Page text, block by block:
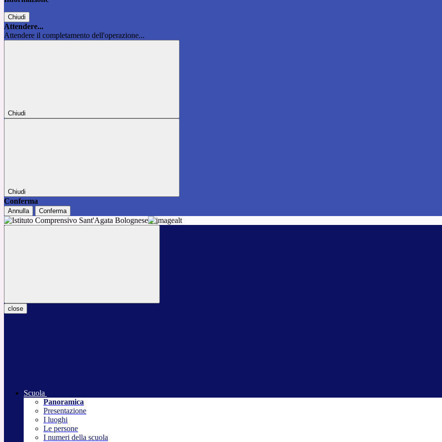
Chiudi
Attendere...
Attendere il completamento dell'operazione...
Chiudi
Chiudi
Conferma
Annulla Conferma
close
Scuola
Panoramica
Presentazione
I luoghi
Le persone
I numeri della scuola